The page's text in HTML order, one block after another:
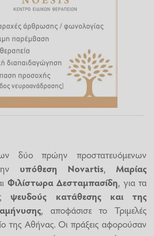
δύο πρώην προστατευόμενων
υπόθεση Novartis, Μαρίας
Φιλίστωρα Δεσταμπασίδη, για τα
ψευδούς κατάθεσης και της
, αποφάσισε το Τριμελές
της Αθήνας. Οι πράξεις αφορούσαν